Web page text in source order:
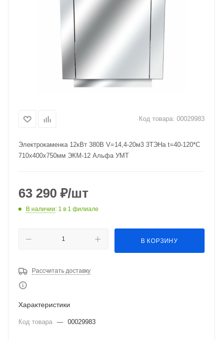
Код товара: 00029983
Электрокаменка 12кВт 380В V=14,4-20м3 3ТЭНа t=40-120*С
710х400х750мм ЭКМ-12 Альфа УМТ
63 290 ₽/шт
В наличии: 1 в 1 филиале
В КОРЗИНУ
Рассчитать доставку
Характеристики
Код товара — 00029983